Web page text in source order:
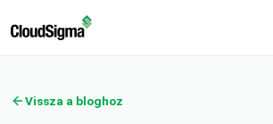
Vissza a bloghoz